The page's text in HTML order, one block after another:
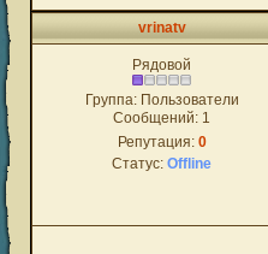
vrinatv
Рядовой
Группа: Пользователи
Сообщений: 1
Репутация: 0
Статус: Offline